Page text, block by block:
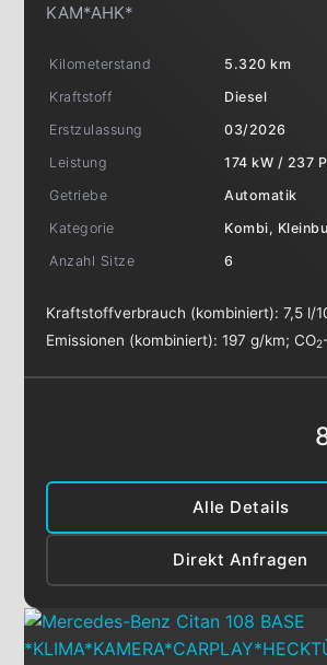
KAM*AHK*
Kilometerstand
5.320 km
Kraftstoff
Diesel
Erstzulassung
03/2026
Leistung
174 kW / 237
Getriebe
Automatik
Kategorie
Kombi,
Anzahl Sitze
6
Kraftstoffverbrauch (kombiniert):7,5 l/
Emissionen (kombiniert):197 g/km;CO2
Alle Details
Direkt Anfragen